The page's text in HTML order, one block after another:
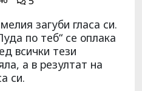
загуби гласа си.
по теб“ се оплака
всички тези
а в резултат на
си.